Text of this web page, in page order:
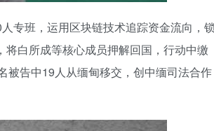
专班，运用区块链技术追踪资金流向，
白所成等核心成员押解回国，行动中缴
被告中19人从缅甸移交，创中缅司法合作